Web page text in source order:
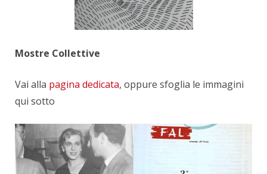
Mostre Collettive
Vai alla pagina dedicata, oppure sfoglia le immagini
qui sotto